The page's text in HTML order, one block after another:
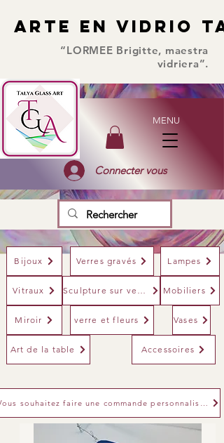
ARTE EN VIDRIO
ARTE EN VIDRIO
“LORMEE Brigitte, maestra
vidriera”.
MENU
Connecter vous
Bijoux Verres gravés Lampes
Vitraux Sculpture sur verre Mobiliers
Miroir verre et fleurs Vases
Art de la table Accessoires